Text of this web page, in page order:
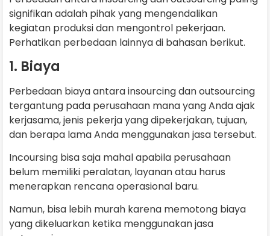
signifikan adalah pihak yang mengendalikan
kegiatan produksi dan mengontrol pekerjaan.
Perhatikan perbedaan lainnya di bahasan berikut.
1. Biaya
Perbedaan biaya antara insourcing dan outsourcing
tergantung pada perusahaan mana yang Anda ajak
kerjasama, jenis pekerja yang dipekerjakan, tujuan,
dan berapa lama Anda menggunakan jasa tersebut.
Incoursing bisa saja mahal apabila perusahaan
belum memiliki peralatan, layanan atau harus
menerapkan rencana operasional baru.
Namun, bisa lebih murah karena memotong biaya
yang dikeluarkan ketika menggunakan jasa